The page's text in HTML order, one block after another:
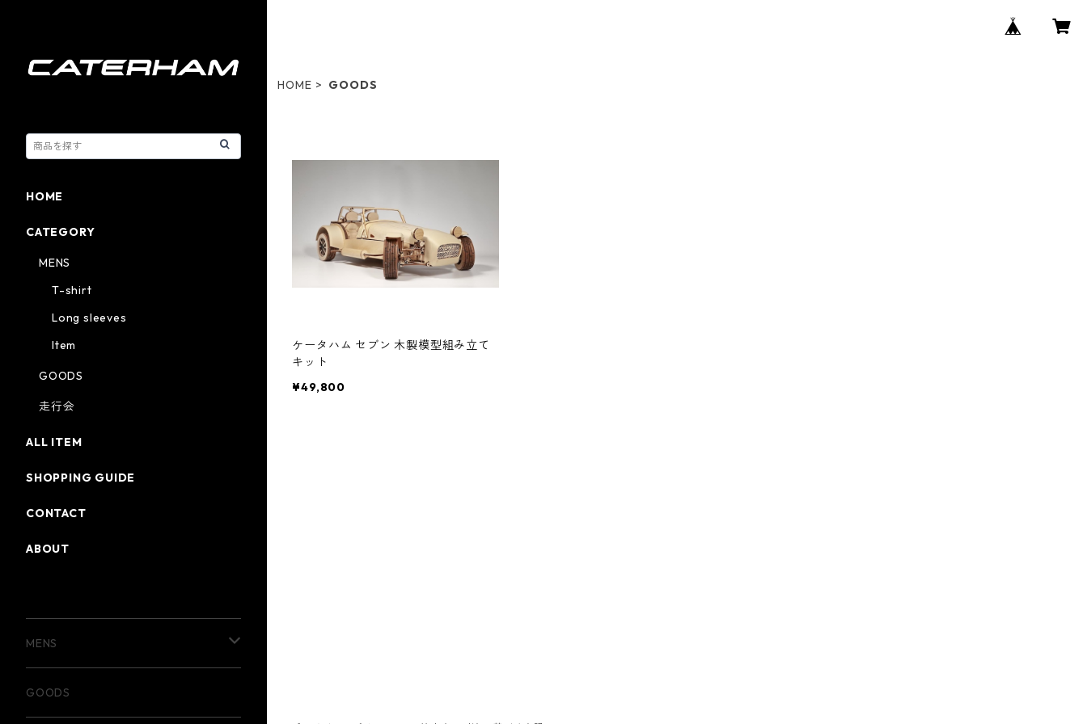
HOME GOODS
ケータハム セブン 木製模型組み立て
キット
¥49,800
HOME
CATEGORY
MENS
T-shirt
Long sleeves
Item
GOODS
走行会
ALL ITEM
SHOPPING GUIDE
CONTACT
ABOUT
MENS
T-shirt
GOODS